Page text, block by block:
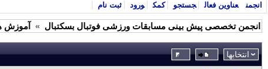
انجمن عناوین فعال جستجو کمک ورود ثبت نام
انجمن تخصصی پیش بینی مسابقات ورزشی فوتبال بسکتبال » آموزش
انتخابها